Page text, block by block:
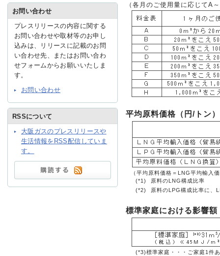
業務
お問
採用情報
プレスリリース
（各月のご使用量に応じてA
平均原料価格（円/トン）
（平均原料価格＝LNG平均輸入
(*1)
原料のLNG構成比率
(*2)
原料のLPG構成比率に、
標準家庭における影響額
(*3)標準家庭・・・ ご家庭1件
お問い合わせ
プレスリリースの内容に関する
お問い合わせや取材等のお申し
込みは、リリースに記載のお問
い合わせ先、またはお問い合わ
せフォームからお願いいたしま
す。
お問い合わせ
RSSについて
大阪ガスのプレスリリースや
生活情報をRSS配信していま
す。